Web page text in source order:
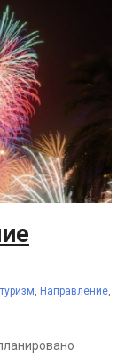
, Направление,